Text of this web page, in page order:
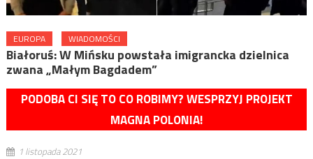
EUROPA WIADOMOŚCI
Białoruś: W Mińsku powstała imigrancka dzielnica
zwana „Małym Bagdadem”
PODOBA CI SIĘ TO CO ROBIMY? WESPRZYJ PROJEKT
MAGNA POLONIA!
1 listopada 2021